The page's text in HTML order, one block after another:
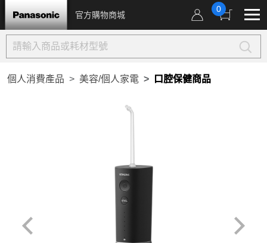
官方購物商城
0
個人消費產品 美容/個人家電 口腔保健商品